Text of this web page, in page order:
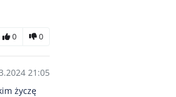
0 0
21:05
życzę